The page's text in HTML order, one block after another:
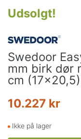
Udsolgt!
Swedoor
mm birk dør
cm (17x20,5)
10.227 kr
Ikke på lager